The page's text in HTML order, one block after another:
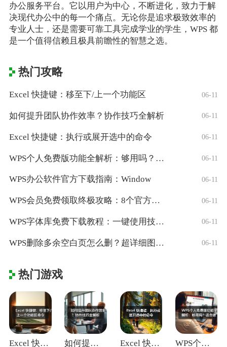
办公服务平台。它以用户为中心，不断进化，致力于解
决现代办公中的每一个痛点。无论你是追求极致效率的
专业人士，还是需要可靠工具完成学业的学生，WPS 都
是一个值得信赖且极具前瞻性的智慧之选。
热门攻略
Excel 快捷键：移至下/上一个功能区 06-11
如何提升团队协作效率？协作技巧全解析 06-11
Excel 快捷键：执行或展开选中的命令 06-11
WPS个人免费版功能全解析：够用吗？适合 06-11
WPS办公软件官方下载指南：Window 06-11
WPS会员免费领取终极攻略：8个官方认证 06-11
WPS字体库免费下载教程：一键使用技巧与 06-11
WPS删除多余空白页怎么删？超详细图文教 06-11
热门游戏
Excel 快捷键：移至下/上一个功能区 如何提升团队协作效率？协作技巧全解析 Excel 快捷键：执行或展开选中的命令 WPS个人免费版功能全解析：够用吗？适合